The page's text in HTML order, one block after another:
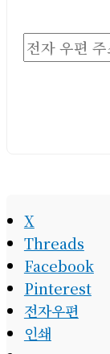
전
X
Threads
Facebook
Pinterest
전자우편
인쇄